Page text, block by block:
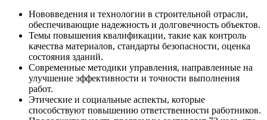
Нововведения и технологии в строительной отрасли,
обеспечивающие надежность и долговечность объектов.
Темы повышения квалификации, такие как контроль
качества материалов, стандарты безопасности, оценка
состояния зданий.
Современные методики управления, направленные на
улучшение эффективности и точности выполнения
работ.
Этические и социальные аспекты, которые
способствуют повышению ответственности работников.